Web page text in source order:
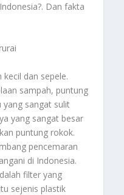
. Dan fakta
kecil dan sepele.
sampah, puntung
yang sangat sulit
yang sangat besar
puntung rokok.
pencemaran
di Indonesia.
filter yang
sejenis plastik